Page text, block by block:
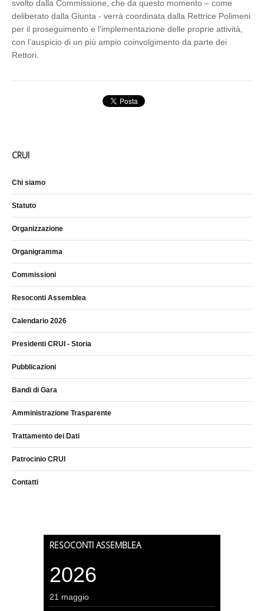
svolto dalla Commissione, che da questo momento – come
deliberato dalla Giunta - verrà coordinata dalla Rettrice Polimeni
per il proseguimento e l’implementazione delle proprie attività,
con l’auspicio di un più ampio coinvolgimento da parte dei
Rettori.
CRUI
Chi siamo
Statuto
Organizzazione
Organigramma
Commissioni
Resoconti Assemblea
Calendario 2026
Presidenti CRUI - Storia
Pubblicazioni
Bandi di Gara
Amministrazione Trasparente
Trattamento dei Dati
Patrocinio CRUI
Contatti
RESOCONTI ASSEMBLEA
2026
21 maggio